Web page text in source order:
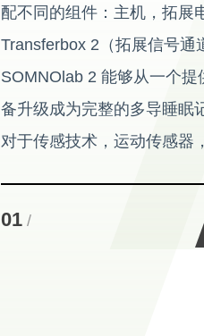
配不同的组件：主机，拓展
Transferbox 2（拓展信号通
SOMNOlab 2 能够从一个提
备升级成为完整的多导睡眠
对于传感技术，运动传感器
01 /